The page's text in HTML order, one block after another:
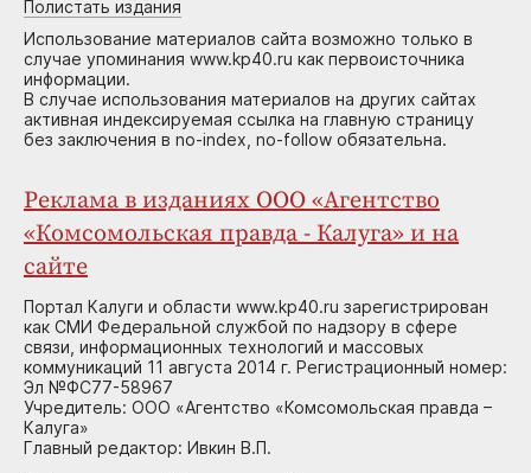
Полистать издания
Использование материалов сайта возможно только в
случае упоминания www.kp40.ru как первоисточника
информации.
В случае использования материалов на других сайтах
активная индексируемая ссылка на главную страницу
без заключения в no-index, no-follow обязательна.
Реклама в изданиях ООО «Агентство
«Комсомольская правда - Калуга» и на
сайте
Портал Калуги и области www.kp40.ru зарегистрирован
как СМИ Федеральной службой по надзору в сфере
связи, информационных технологий и массовых
коммуникаций 11 августа 2014 г. Регистрационный номер:
Эл №ФС77-58967
Учредитель: ООО «Агентство «Комсомольская правда –
Калуга»
Главный редактор: Ивкин В.П.